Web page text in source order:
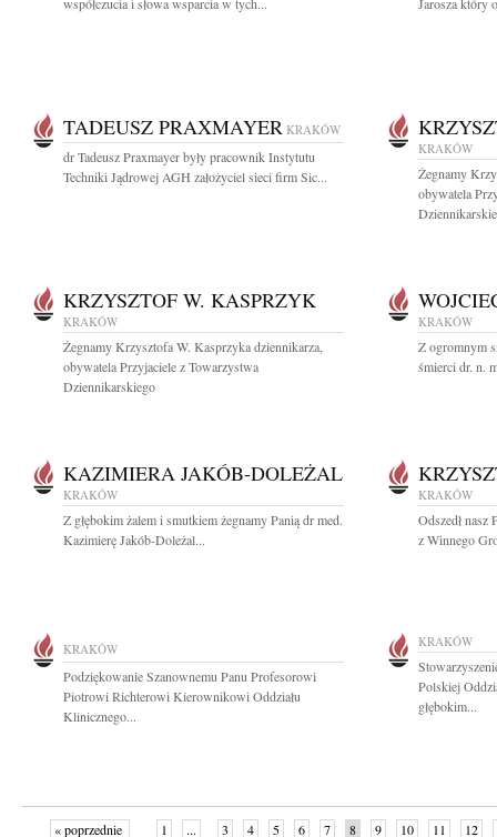
TADEUSZ PRAXMAYER KRAKÓW
dr Tadeusz Praxmayer były pracownik Instytutu
Techniki Jądrowej AGH założyciel sieci firm Sic...
KRAKÓW
Żegnamy
obywatela
KRZYSZTOF W. KASPRZYK
KRAKÓW
Żegnamy Krzysztofa W. Kasprzyka dziennikarza,
obywatela Przyjaciele z Towarzystwa
Dziennikarskiego
KRAKÓW
Z ogromnym
śmierci dr. n.
KAZIMIERA JAKÓB-DOLEŻAL
KRAKÓW
Z głębokim żalem i smutkiem żegnamy Panią dr med.
Kazimierę Jakób-Doleżal...
KRAKÓW
Odszedł
z Winnego
KRAKÓW
Podziękowanie Szanownemu Panu Profesorowi
Piotrowi Richterowi Kierownikowi Oddziału
Klinicznego...
KRAKÓW
Polskiej
głębokim...
« poprzednie 1 ... 3 4 5 6 7 8 9 10 11 12